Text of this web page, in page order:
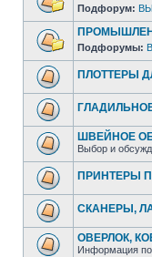
Подфорум:
Подфорумы:
ПЛОТТЕРЫ
ШВЕЙНОЕ
Выбор и
ПРИНТЕРЫ
СКАНЕРЫ,
ОВЕРЛОК,
Информация